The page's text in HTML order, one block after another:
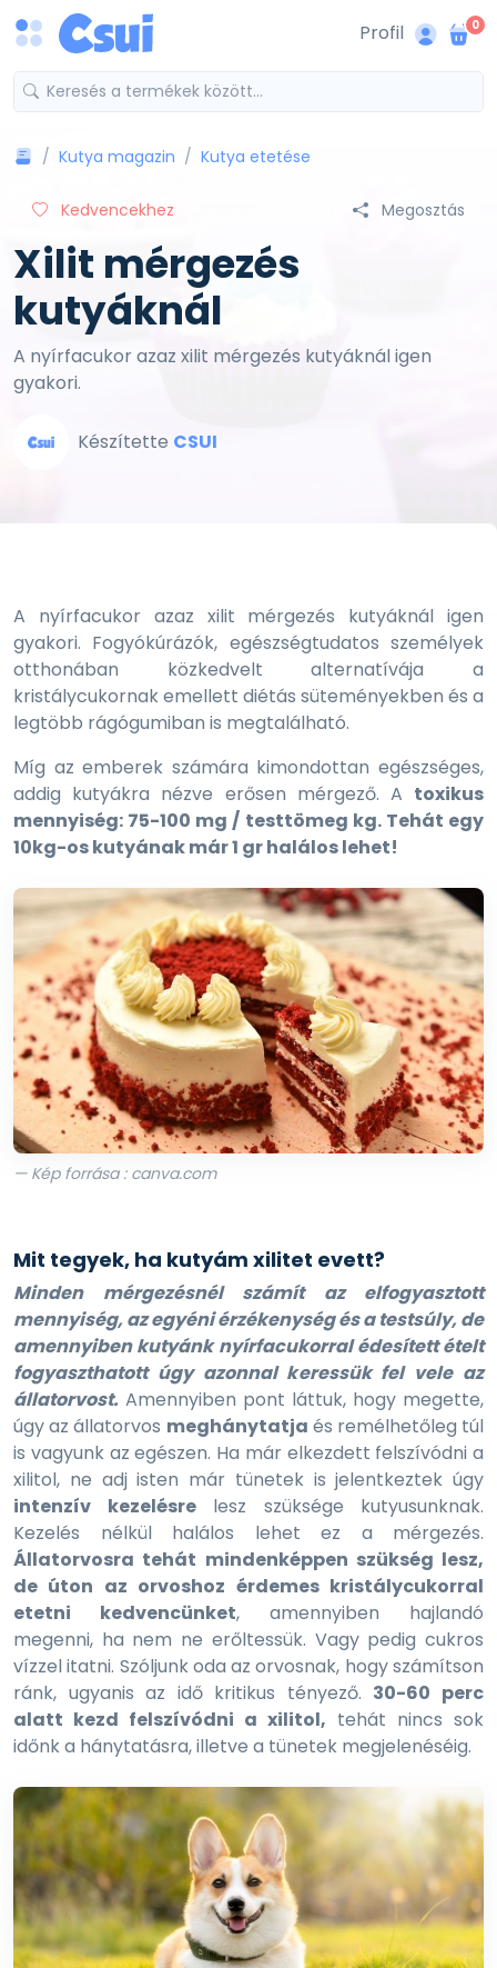
Profil 0
Kutya magazin Kutya etetése
Kedvencekhez Megosztás
Xilit mérgezés
kutyáknál
A nyírfacukor azaz xilit mérgezés kutyáknál igen
gyakori.
Készítette CSUI
A nyírfacukor azaz xilit mérgezés kutyáknál igen
gyakori. Fogyókúrázók, egészségtudatos személyek
otthonában közkedvelt alternatívája a
kristálycukornak emellett diétás süteményekben és a
legtöbb rágógumiban is megtalálható.
Míg az emberek számára kimondottan egészséges,
addig kutyákra nézve erősen mérgező. A toxikus
mennyiség: 75-100 mg / testtömeg kg. Tehát egy
10kg-os kutyának már 1 gr halálos lehet!
— Kép forrása : canva.com
Mit tegyek, ha kutyám xilitet evett?
Minden mérgezésnél számít az elfogyasztott
mennyiség, az egyéni érzékenység és a testsúly, de
amennyiben kutyánk nyírfacukorral édesített ételt
fogyaszthatott úgy azonnal keressük fel vele az
állatorvost. Amennyiben pont láttuk, hogy megette,
úgy az állatorvos meghánytatja és remélhetőleg túl
is vagyunk az egészen. Ha már elkezdett felszívódni a
xilitol, ne adj isten már tünetek is jelentkeztek úgy
intenzív kezelésrelesz szüksége kutyusunknak.
Kezelés nélkül halálos lehet ez a mérgezés.
Állatorvosra tehát mindenképpen szükség lesz,
de úton az orvoshoz érdemes kristálycukorral
etetni kedvencünket, amennyiben hajlandó
megenni, ha nem ne erőltessük. Vagy pedig cukros
vízzel itatni. Szóljunk oda az orvosnak, hogy számítson
ránk, ugyanis az idő kritikus tényező. 30-60 perc
alatt kezd felszívódni a xilitol, tehát nincs sok
időnk a hánytatásra, illetve a tünetek megjelenéséig.